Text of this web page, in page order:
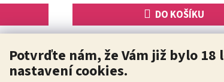
Potvrďte nám, že Vám již bylo
nastavení cookies.
DO KOŠÍKU